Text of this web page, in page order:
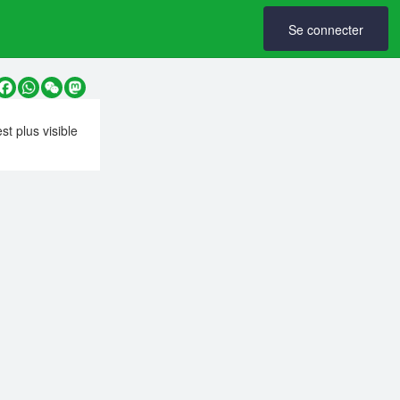
Se connecter
Facebook
WhatsApp
WeChatMastodon
plus visible